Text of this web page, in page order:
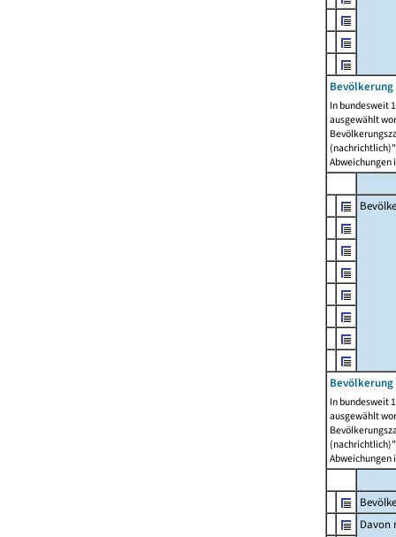
In bundesweit
ausgewählt
Abweichungen
In bundesweit
ausgewählt
Abweichungen
Davon